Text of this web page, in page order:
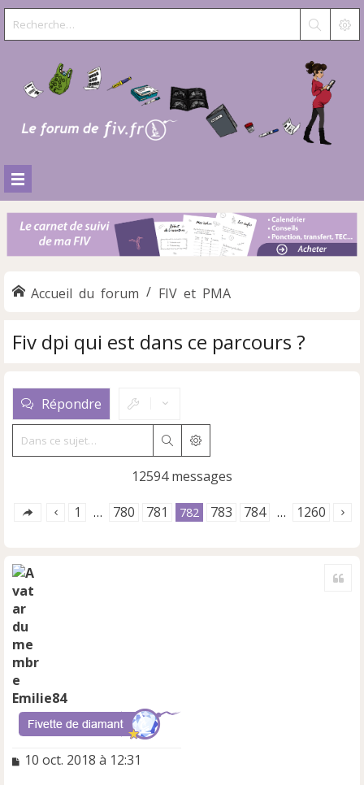
Accueil du forum FIV et PMA
Fiv dpi qui est dans ce parcours ?
Répondre
RechercherRecherche avancée
12594 messages
1 … 780 781 782 783 784 … 1260
Emilie84
M
10 oct. 2018 à 12:31